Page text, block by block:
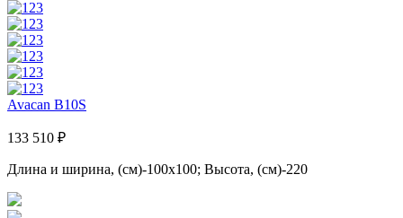
Avacan B10S
133 510 ₽
Длина и ширина, (см)-100x100; Высота, (см)-220